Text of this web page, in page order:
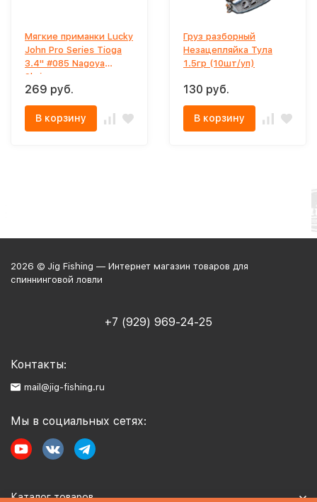
Мягкие приманки Lucky
John Pro Series Tioga
3.4" #085 Nagoya
Shrimp
269 руб.
В корзину
Груз разборный
Незацепляйка Тула
1.5гр (10шт/уп)
130 руб.
В корзину
2026 © Jig Fishing — Интернет магазин товаров для
спиннинговой ловли
+7 (929) 969-24-25
Контакты:
mail@jig-fishing.ru
Мы в социальных сетях:
Каталог товаров